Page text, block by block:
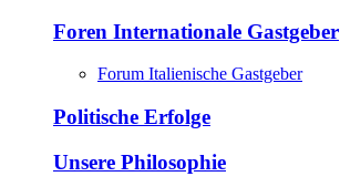
Foren Internationale Gastgeber
Forum Italienische Gastgeber
Politische Erfolge
Unsere Philosophie